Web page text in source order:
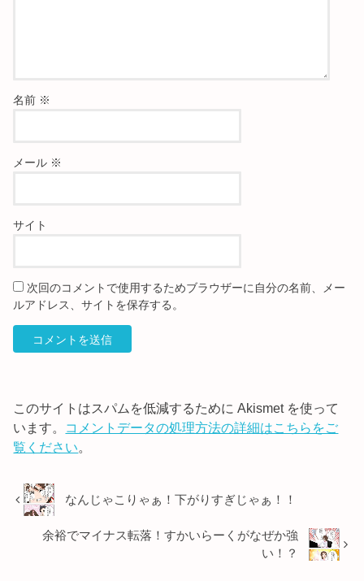
名前 ※
メール ※
サイト
次回のコメントで使用するためブラウザーに自分の名前、メー
ルアドレス、サイトを保存する。
このサイトはスパムを低減するために Akismet を使って
います。 コメントデータの処理方法の詳細はこちらをご
覧ください。
なんじゃこりゃぁ！下がりすぎじゃぁ！！
余裕でマイナス転落！すかいらーくがなぜか強
い！？